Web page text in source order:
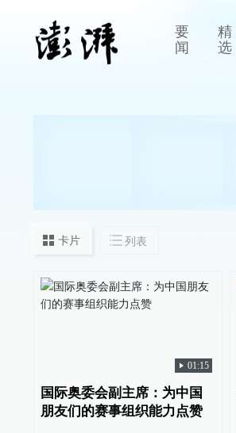
要
闻
精
选
卡片 列表
01:15
国际奥委会副主席：为中国
朋友们的赛事组织能力点赞